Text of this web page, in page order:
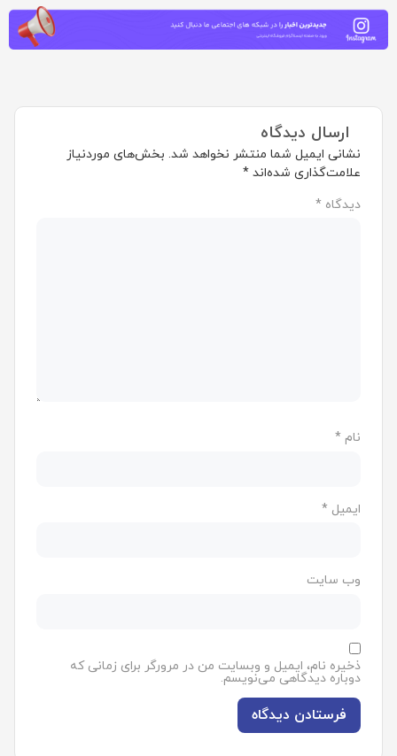
ارسال دیدگاه
نشانی ایمیل شما منتشر نخواهد شد. بخش‌های موردنیاز
علامت‌گذاری شده‌اند *
دیدگاه *
نام *
ایمیل *
وب‌ سایت
ذخیره نام، ایمیل و وبسایت من در مرورگر برای زمانی که
دوباره دیدگاهی می‌نویسم.